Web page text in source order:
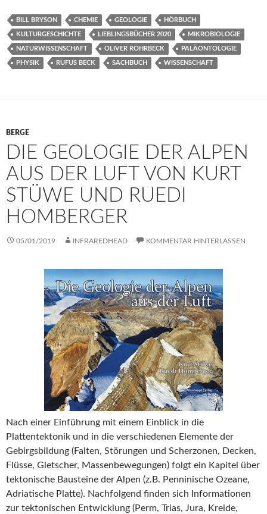
BILL BRYSON CHEMIE GEOLOGIE HÖRBUCH
KULTURGESCHICHTE LIEBLINGSBÜCHER 2020 MIKROBIOLOGIE
NATURWISSENSCHAFT OLIVER ROHRBECK PALÄONTOLOGIE
PHYSIK RUFUS BECK SACHBUCH WISSENSCHAFT
BERGE
DIE GEOLOGIE DER ALPEN
AUS DER LUFT VON KURT
STÜWE UND RUEDI
HOMBERGER
05/01/2019 INFRAREDHEAD KOMMENTAR HINTERLASSEN
Nach einer Einführung mit einem Einblick in die
Plattentektonik und in die verschiedenen Elemente der
Gebirgsbildung (Falten, Störungen und Scherzonen, Decken,
Flüsse, Gletscher, Massenbewegungen) folgt ein Kapitel über
tektonische Bausteine der Alpen (z.B. Penninische Ozeane,
Adriatische Platte). Nachfolgend finden sich Informationen
zur tektonischen Entwicklung (Perm, Trias, Jura, Kreide,